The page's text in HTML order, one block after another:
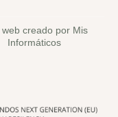
web creado por Mis
Informáticos